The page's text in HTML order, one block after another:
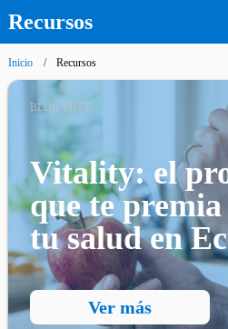
Recursos
Inicio Recursos
BLOG POST
Vitality: el
que te
tu salud en
Ver más